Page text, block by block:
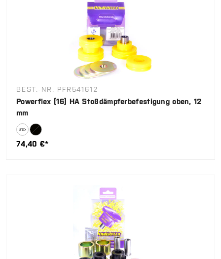
BEST.-NR. PFR541612
Powerflex (16) HA Stoßdämpferbefestigung oben, 12
mm
74,40 €*